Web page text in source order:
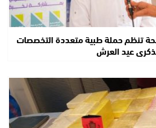
تنظم حملة طبية متعددة التخصصات
عيد العرش